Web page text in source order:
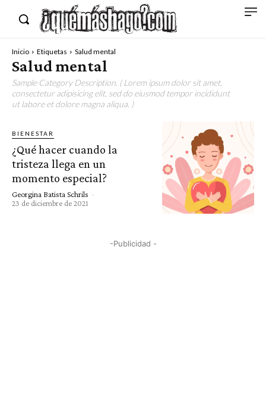
Inicio Etiquetas Salud mental
Salud mental
Sample Category Description. ( Lorem ipsum dolor sit amet,
consectetur adipisicing elit, sed do eiusmod tempor incididunt
ut labore et dolore magna aliqua. )
BIENESTAR
¿Qué hacer cuando la
tristeza llega en un
momento especial?
Georgina Batista Schrils -
23 de diciembre de 2021
-Publicidad -